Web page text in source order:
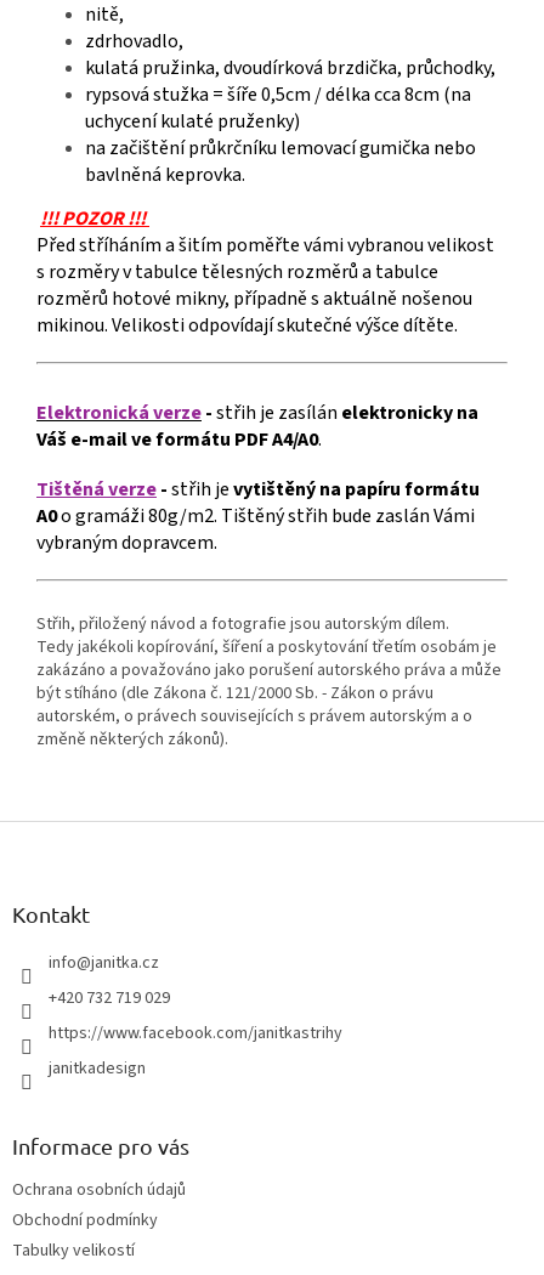
nitě,
zdrhovadlo,
kulatá pružinka, dvoudírková brzdička, průchodky,
rypsová stužka = šíře 0,5cm / délka cca 8cm (na
uchycení kulaté pruženky)
na začištění průkrčníku lemovací gumička nebo
bavlněná keprovka.
!!! POZOR !!!
Před stříháním a šitím poměřte vámi vybranou velikost
s rozměry v tabulce tělesných rozměrů a tabulce
rozměrů hotové mikny, případně s aktuálně nošenou
mikinou. Velikosti odpovídají skutečné výšce dítěte.
Elektronická verze-střih je zasílán elektronickyna
Váš e-mail ve formátu PDF A4/A0.
Tištěná verze-střih jevytištěný na papíru formátu
A0o gramáži 80g/m2. Tištěný střih bude zaslán Vámi
vybraným dopravcem.
Střih, přiložený návod a fotografie jsou autorským dílem.
Tedy jakékoli kopírování, šíření a poskytování třetím osobám je
zakázáno a považováno jako porušení autorského práva a může
být stíháno (dle Zákona č. 121/2000 Sb. - Zákon o právu
autorském, o právech souvisejících s právem autorským a o
změně některých zákonů).
Z
Kontakt
info@janitka.cz
+420 732 719 029
https://www.facebook.com/janitkastrihy
janitkadesign
Informace pro vás
Ochrana osobních údajů
Obchodní podmínky
Tabulky velikostí